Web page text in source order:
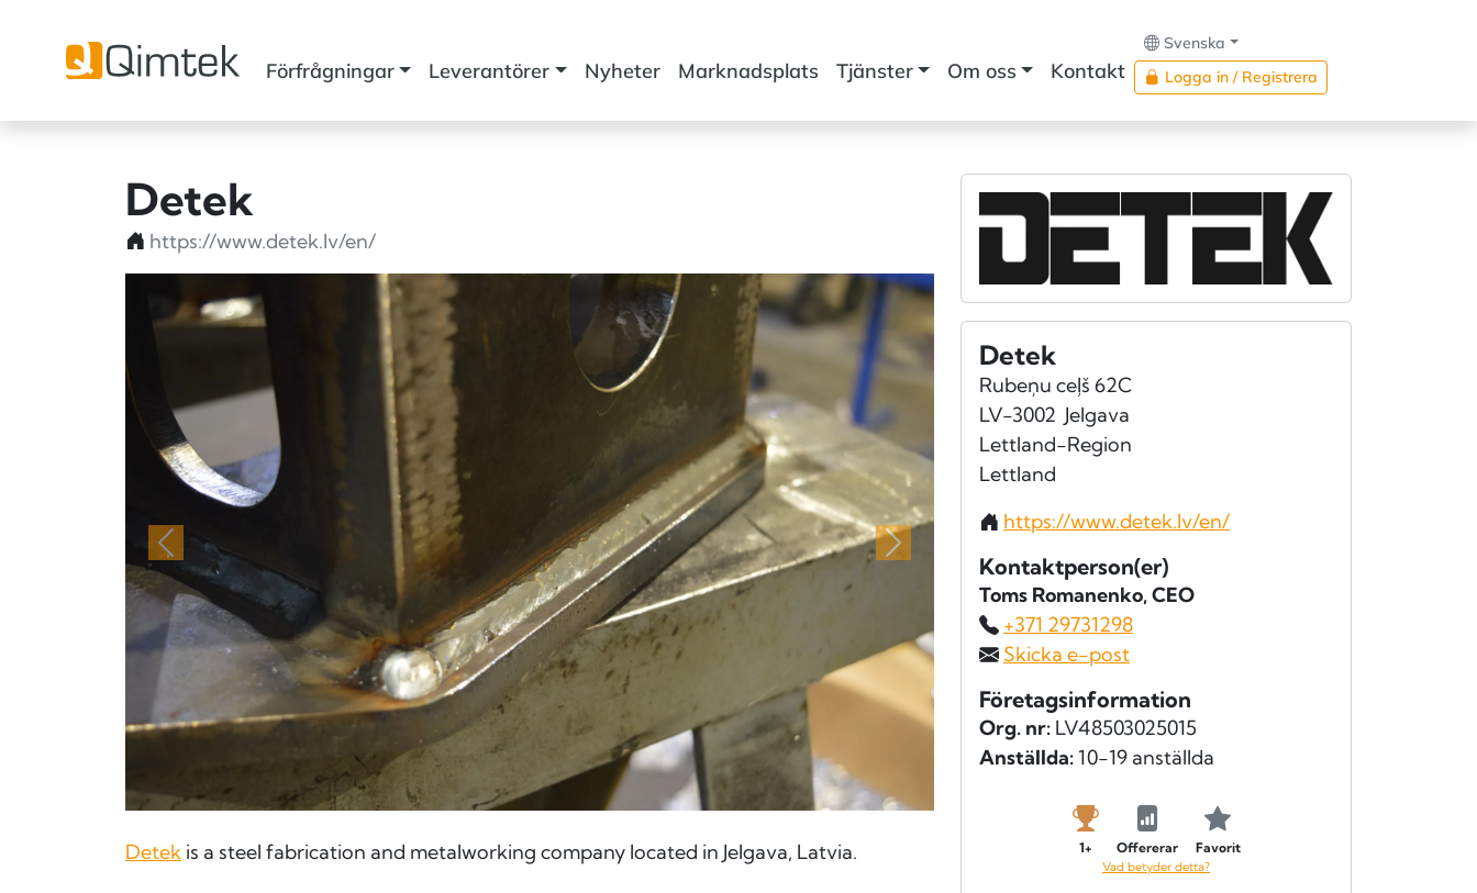
Förfrågningar Leverantörer Nyheter Marknadsplats Tjänster Om oss Kontakt
Svenska
Logga in / Registrera
Detek
https://www.detek.lv/en/
Föregående Nästa
Detek is a steel fabrication and metalworking company located in Jelgava, Latvia.
Detek
Rubeņu ceļš 62C
LV-3002 Jelgava
Lettland-Region
Lettland
https://www.detek.lv/en/
Kontaktperson(er)
Toms Romanenko, CEO
+371 29731298
Skicka e-post
Företagsinformation
Org. nr: LV48503025015
Anställda:10-19 anställda
1+ Offererar Favorit
Vad betyder detta?